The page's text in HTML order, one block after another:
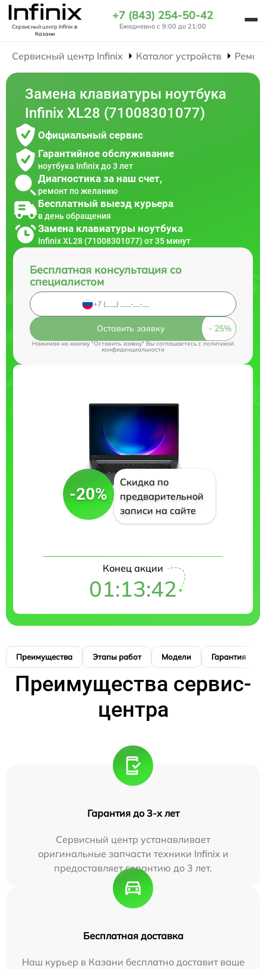
Сервисный центр Infinixв
Казани
+7 (843) 254-50-42
Ежедневно с 9:00 до 21:00
Сервисный центр Infinix Каталог устройств
Замена клавиатуры ноутбука
Infinix XL28 (71008301077)
Официальный сервис
Гарантийное обслуживание
ноутбука Infinix до 3 лет
Диагностика за наш счет,
ремонт по желанию
Бесплатный выезд курьера
в день обращения
Замена клавиатуры ноутбука
Infinix XL28 (71008301077) от 35 минут
Бесплатная консультация со
специалистом
Оставить заявку
Нажимая на кнопку "Оставить заявку" Вы соглашаетесь cполитикой
конфиденциальности
-20%
Скидка по
предварительной
записи на сайте
Конец акции
01:13:41
Преимущества Этапы работ Модели Гарантия
Преимущества сервис-
центра
Гарантия до 3-х лет
Сервисный центр устанавливает
оригинальные запчасти техники Infinix и
предоставляет гарантию до 3 лет.
Бесплатная доставка
Наш курьер в Казани бесплатно доставит ваше